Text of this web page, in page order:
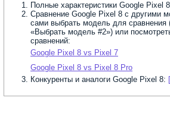
Полные характеристики Google Pixel 8
Сравнение Google Pixel 8 с другими
сами выбрать модель для сравнения
«Выбрать модель #2») или
сравнений:
Google Pixel 8 vs Pixel 7
Google Pixel 8 vs Pixel 8 Pro
Конкуренты и аналоги Google Pixel 8: